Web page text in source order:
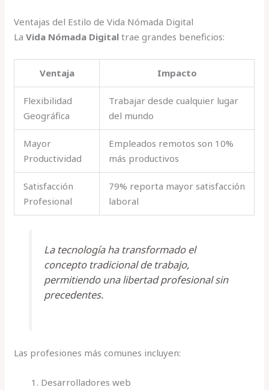
Ventajas del Estilo de Vida Nómada Digital
LaVida Nómada Digital trae grandes beneficios:
Ventaja Impacto
Flexibilidad
Geográfica
Trabajar desde cualquier lugar
del mundo
Mayor
Productividad
Empleados remotos son 10%
más productivos
Satisfacción
Profesional
79% reporta mayor satisfacción
laboral
La tecnología ha transformado el
concepto tradicional de trabajo,
permitiendo una libertad profesional sin
precedentes.
Las profesiones más comunes incluyen:
Desarrolladores web